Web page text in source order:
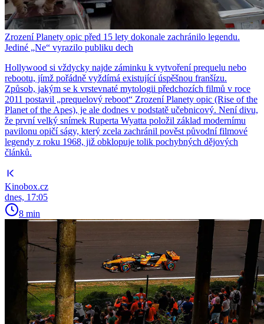
Zrození Planety opic před 15 lety dokonale zachránilo legendu.
Jediné „Ne“ vyrazilo publiku dech
Hollywood si vždycky najde záminku k vytvoření prequelu nebo
rebootu, jímž pořádně vyždímá existující úspěšnou franšízu.
Způsob, jakým se k vrstevnaté mytologii předchozích filmů v roce
2011 postavil „prequelový reboot“ Zrození Planety opic (Rise of the
Planet of the Apes), je ale dodnes v podstatě učebnicový. Není divu,
že první velký snímek Ruperta Wyatta položil základ modernímu
pavilonu opičí ságy, který zcela zachránil pověst původní filmové
legendy z roku 1968, již obklopuje tolik pochybných dějových
článků.
Kinobox.cz
dnes, 17:05
8 min